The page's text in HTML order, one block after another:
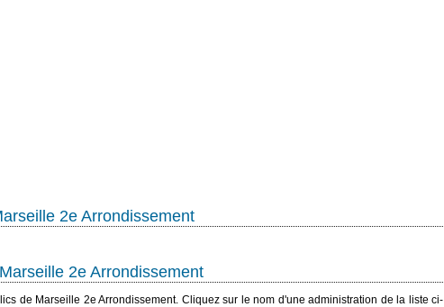
2e Arrondissement
2e Arrondissement
de Marseille 2e Arrondissement. Cliquez sur le nom d'une administration de la liste ci-